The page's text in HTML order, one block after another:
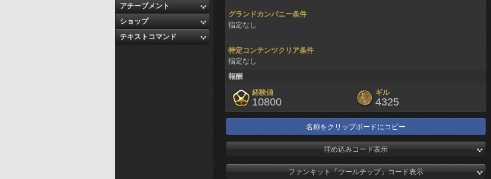
アチーブメント
ショップ
テキストコマンド
グランドカンパニー条件
指定なし
特定コンテンツクリア条件
指定なし
報酬
経験値
10800
ギル
4325
名称をクリップボードにコピー
埋め込みコード表示
ファンキット「ツールチップ」コード表示